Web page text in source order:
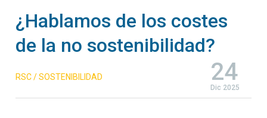
¿Hablamos de los costes
de la no sostenibilidad?
24
Dic 2025
RSC / SOSTENIBILIDAD